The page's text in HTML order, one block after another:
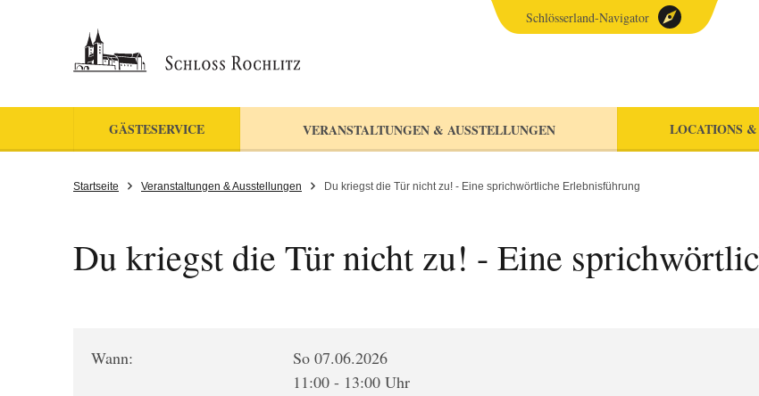
GÄSTESERVICE VERANSTALTUNGEN & AUSSTELLUNGEN LOCATIONS
Schlösserland-Navigator
Startseite Veranstaltungen & Ausstellungen Du kriegst die Tür nicht zu! - Eine sprichwörtliche Erlebnisführung
Du kriegst die Tür nicht zu! - Eine
Wann:
So 07.06.2026
11:00 - 13:00 Uhr